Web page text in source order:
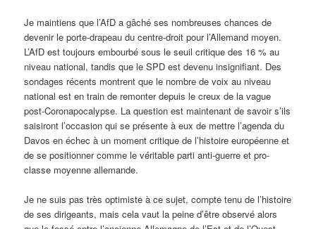
Je maintiens que l’AfD a gâché ses nombreuses chances de
devenir le porte-drapeau du centre-droit pour l’Allemand moyen.
L’AfD est toujours embourbé sous le seuil critique des 16 % au
niveau national, tandis que le SPD est devenu insignifiant. Des
sondages récents montrent que le nombre de voix au niveau
national est en train de remonter depuis le creux de la vague
post-Coronapocalypse. La question est maintenant de savoir s’ils
saisiront l’occasion qui se présente à eux de mettre l’agenda du
Davos en échec à un moment critique de l’histoire européenne et
de se positionner comme le véritable parti anti-guerre et pro-
classe moyenne allemande.
Je ne suis pas très optimiste à ce sujet, compte tenu de l’histoire
de ses dirigeants, mais cela vaut la peine d’être observé alors